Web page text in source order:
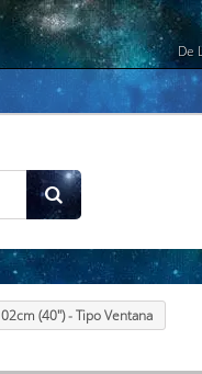
De
(40") - Tipo Ventana